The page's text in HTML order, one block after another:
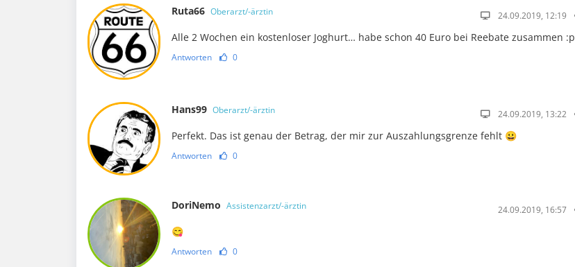
Ruta66 Oberarzt/-ärztin 24.09.2019, 12:19
Alle 2 Wochen ein kostenloser Joghurt… habe schon 40 Euro bei Reebate zusammen :p
Antworten 0
Hans99 Oberarzt/-ärztin 24.09.2019, 13:22
Perfekt. Das ist genau der Betrag, der mir zur Auszahlungsgrenze fehlt 😀
Antworten 0
DoriNemo Assistenzarzt/-ärztin 24.09.2019, 16:57
😋
Antworten 0